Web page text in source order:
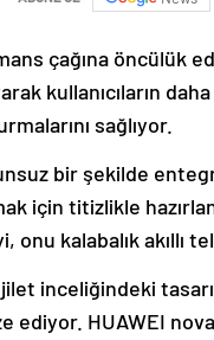
çağına öncülük
kullanıcıların
sağlıyor.
bir şekilde
için titizlikle
onu kalabalık akıllı
inceliğindeki
ediyor. HUAWEI